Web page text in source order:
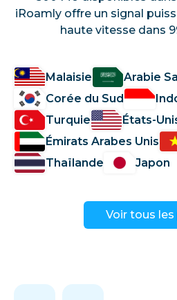
iRoamly offre un signal
haute vitesse dans
Malaisie
Arabie
Corée du Sud
Turquie
États-
Émirats Arabes Unis
Thaïlande
Japon
Voir tous les